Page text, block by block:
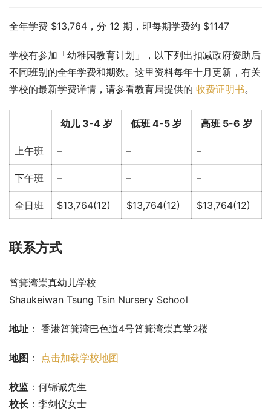
全年学费 $13,764，分 12 期，即每期学费约 $1147
学校有参加「幼稚园教育计划」，以下列出扣减政府资助后
不同班别的全年学费和期数。这里资料每年十月更新，有关
学校的最新学费详情，请参看教育局提供的 收费证明书。
幼儿 3-4 岁 低班 4-5 岁 高班 5-6 岁
上午班 – – –
下午班 – – –
全日班 $13,764(12) $13,764(12) $13,764(12)
联系方式
筲箕湾崇真幼儿学校
Shaukeiwan Tsung Tsin Nursery School
地址 ： 香港筲箕湾巴色道4号筲箕湾崇真堂2楼
地图 ： 点击加载学校地图
校监 ：何锦诚先生
校长 ：李剑仪女士